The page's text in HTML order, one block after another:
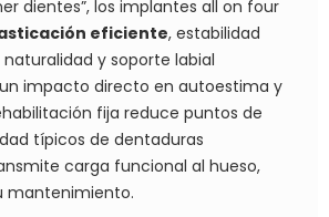
dientes”, los implantes all on four
eficiente, estabilidad
y soporte labial
impacto directo en autoestima y
fija reduce puntos de
típicos de dentaduras
carga funcional al hueso,
mantenimiento.